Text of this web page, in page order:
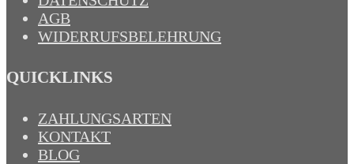
AGB
WIDERRUFSBELEHRUNG
QUICKLINKS
ZAHLUNGSARTEN
KONTAKT
BLOG